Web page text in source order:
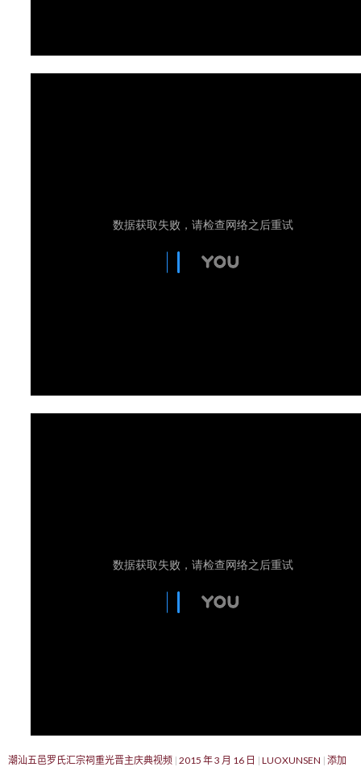
潮汕五邑罗氏汇宗祠重光晋主庆典视频 2015 年 3 月 16 日 LUOXUNSEN 添加